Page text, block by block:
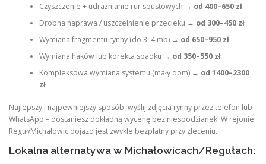
Czyszczenie + udrażnianie rur spustowych → od 400–650 zł
Drobna naprawa / uszczelnienie przecieku → od 300–450 zł
Wymiana fragmentu rynny (do 3–4 mb) → od 650–950 zł
Wymiana haków lub korekta spadku → od 350–550 zł
Kompleksowa wymiana systemu (mały dom) → od 1400–2300
zł
Najlepszy i najpewniejszy sposób: wyślij zdjęcia rynny przez telefon lub
WhatsApp – dostaniesz dokładną wycenę bez niespodzianek. W rejonie
Reguł/Michałowic dojazd jest zwykle bezpłatny przy zleceniu.
Lokalna alternatywa w Michałowicach/Regułach: